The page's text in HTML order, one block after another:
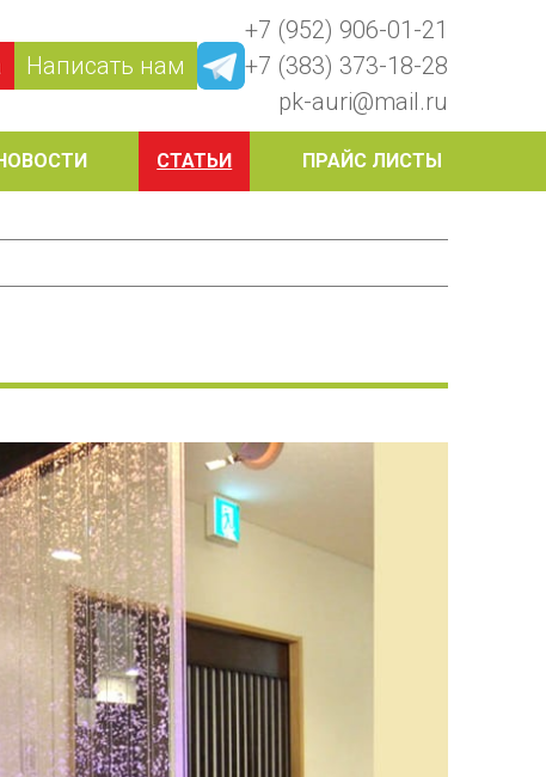
Написать нам
+7 (952) 906-01-21
+7 (383) 373-18-28
pk-auri@mail.ru
СТАТЬИ ПРАЙС ЛИСТЫ